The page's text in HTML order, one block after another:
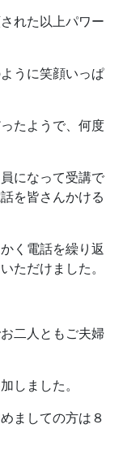
れた以上パワー
うに笑顔いっぱ
たようで、何度
になって受講で
を皆さんかける
く電話を繰り返
ただけました。
二人ともご夫婦
しました。
ましての方は８